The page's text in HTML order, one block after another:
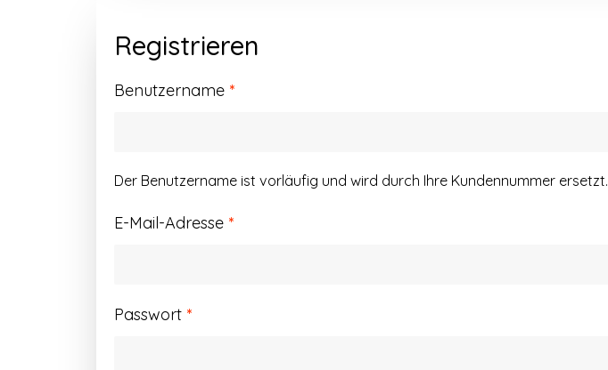
Registrieren
Benutzername *Erforderlich
Der Benutzername ist vorläufig und wird durch Ihre Kundennummer ersetzt.
E-Mail-Adresse *Erforderlich
Passwort *Erforderlich